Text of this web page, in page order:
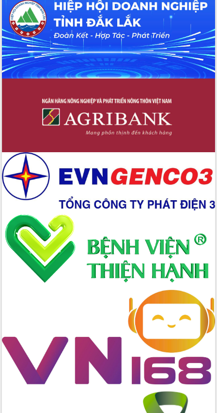
Đắk Lắk: Tôn vinh 46 giải pháp tại Hội
thi Sáng tạo Kỹ thuật 2024 - 2025
Đắk Lắk rà soát, điều chỉnh Đề án 190
về phát triển nuôi trồng thủy sản
Phó Chủ tịch UBND tỉnh Đắk Lắk
Trương Công Thái kiểm tra thực địa
Dự án cao tốc Khánh Hòa - Buôn Ma
Thuột
sản sống” trong dòng chảy toàn cầu
Xây dựng nông thôn mới: Nâng cao đời
sống người dân từ những mô hình thiết
nhanh tiến độ các dự án trọng điểm
trong Khu kinh tế Nam Phú Yên
Hòn Yến phát triển du lịch gắn với bảo
tồn biển
Lấy ý kiến điều chỉnh Quy hoạch tỉnh
Đắk Lắk thời kỳ 2021-2030, tầm nhìn
đến năm 2050
Phát động chiến dịch 30 ngày đêm
giải phóng mặt bằng Tuyến đường bộ
ven biển
Đắk Lắk nỗ lực thúc đẩy tăng trưởng
kinh tế từ 10% trở lên trong Quý
Đắk Lắk về phát triển nhân lực y tế
cho trạm y tế cấp xã
Du lịch Đắk Lắk nâng tầm trải nghiệm
du khách thông qua Hệ thống cơ sở dữ
liệu và Bản đồ số